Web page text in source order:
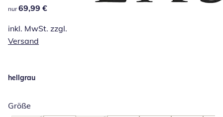
69,99 €
nur 69,99 €
inkl. MwSt. zzgl.
Versand
hellgrau
Größe